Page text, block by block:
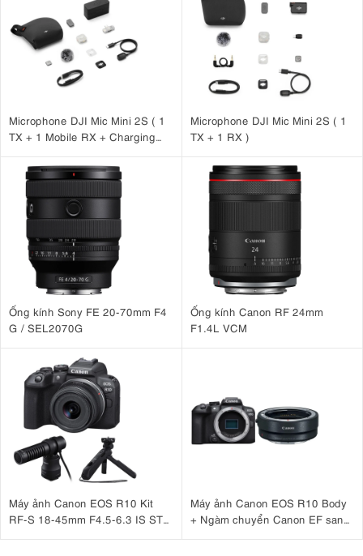
Microphone DJI Mic Mini 2S ( 1
TX + 1 Mobile RX + Charging
Microphone DJI Mic Mini 2S ( 1
TX + 1 RX )
Ống kính Sony FE 20-70mm F4
G / SEL2070G
Ống kính Canon RF 24mm
F1.4L VCM
Máy ảnh Canon EOS R10 Kit
RF-S 18-45mm F4.5-6.3 IS STM
Máy ảnh Canon EOS R10 Body
+ Ngàm chuyển Canon EF sang